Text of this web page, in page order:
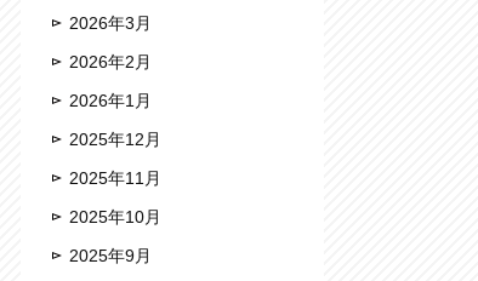
2026年3月
2026年2月
2026年1月
2025年12月
2025年11月
2025年10月
2025年9月